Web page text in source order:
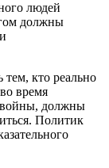
людей
должны
тем, кто реально
время
войны, должны
Политик